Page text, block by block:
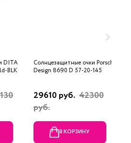
DITA
BLK
Солнцезащитные очки Porsche
Design 8690 D 57-20-145
29610 руб. 42300
руб.
В КОРЗИНУ